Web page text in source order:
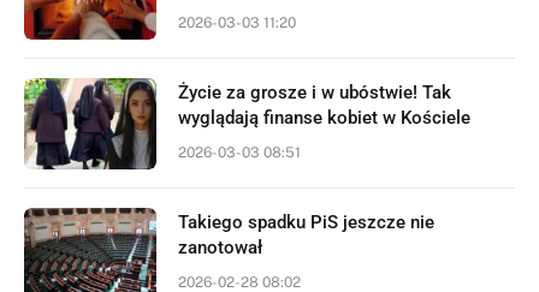
2026-03-03 11:20
Życie za grosze i w ubóstwie! Tak
wyglądają finanse kobiet w Kościele
2026-03-03 08:51
Takiego spadku PiS jeszcze nie
zanotował
2026-02-28 08:02